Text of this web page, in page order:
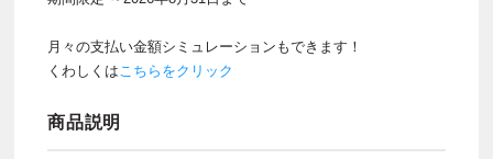
月々の支払い金額シミュレーションもできます！
くわしくはこちらをクリック
商品説明